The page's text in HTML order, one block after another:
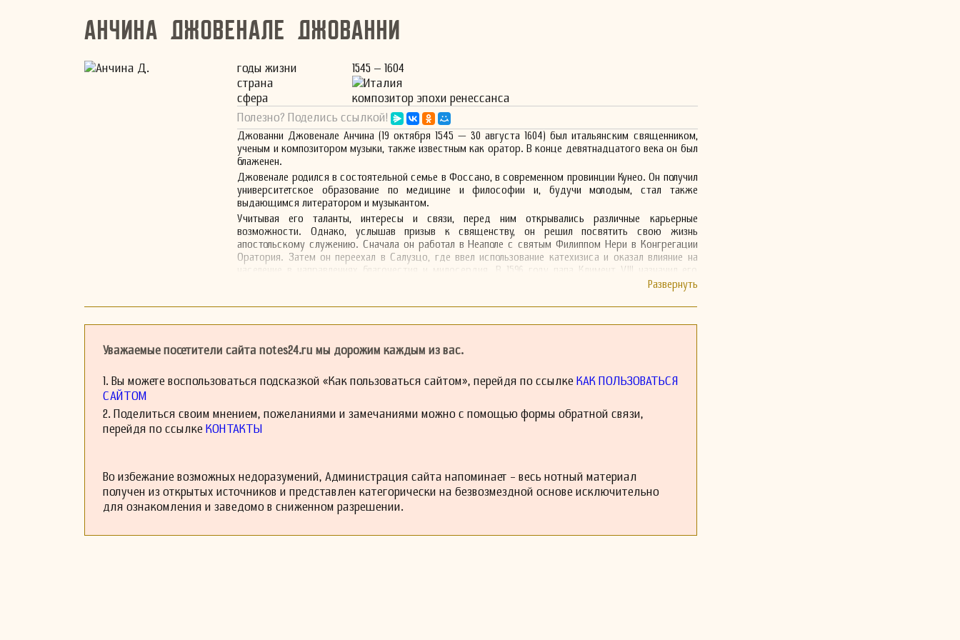
Анчина Джовенале Джованни
годы жизни
1545 – 1604
страна
Италия
сфера
композитор эпохи ренессанса
Полезно? Поделись ссылкой!
Джованни Джовенале Анчина (19 октября 1545 — 30 августа 1604) был итальянским священником,
ученым и композитором музыки, также известным как оратор. В конце девятнадцатого века он был
блаженен.
Джовенале родился в состоятельной семье в Фоссано, в современном провинции Кунео. Он получил
университетское образование по медицине и философии и, будучи молодым, стал также
выдающимся литератором и музыкантом.
Учитывая его таланты, интересы и связи, перед ним открывались различные карьерные
возможности. Однако, услышав призыв к священству, он решил посвятить свою жизнь
апостольскому служению. Сначала он работал в Неаполе с святым Филиппом Нери в Конгрегации
Оратория. Затем он переехал в Салузцо, где ввел использование катехизиса и оказал влияние на
население в направлениях благочестия и милосердия. В 1596 году папа Климент VIII назначил его
города Фоссано.
Уважаемые посетители сайта notes24.ru мы дорожим каждым из вас.
1. Вы можете воспользоваться подсказкой «Как пользоваться сайтом», перейдя по ссылке КАК ПОЛЬЗОВАТЬСЯ
САЙТОМ
2. Поделиться своим мнением, пожеланиями и замечаниями можно с помощью формы обратной связи,
перейдя по ссылке КОНТАКТЫ
Во избежание возможных недоразумений, Администрация сайта напоминает - весь нотный материал
получен из открытых источников и представлен категорически на безвозмездной основе исключительно
для ознакомления и заведомо в сниженном разрешении.